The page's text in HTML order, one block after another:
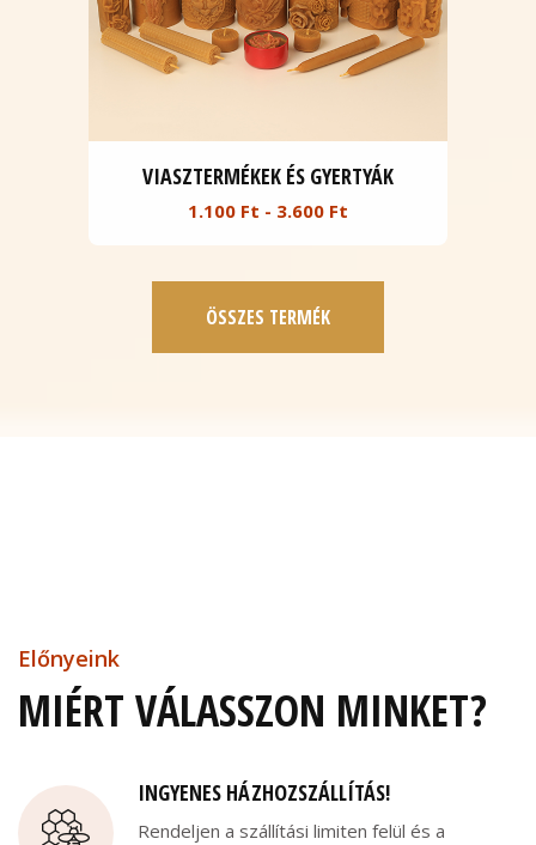
VIASZTERMÉKEK ÉS GYERTYÁK
1.100 Ft - 3.600 Ft
ÖSSZES TERMÉK
Előnyeink
MIÉRT VÁLASSZON MINKET?
INGYENES HÁZHOZSZÁLLÍTÁS!
Rendeljen a szállítási limiten felül és a